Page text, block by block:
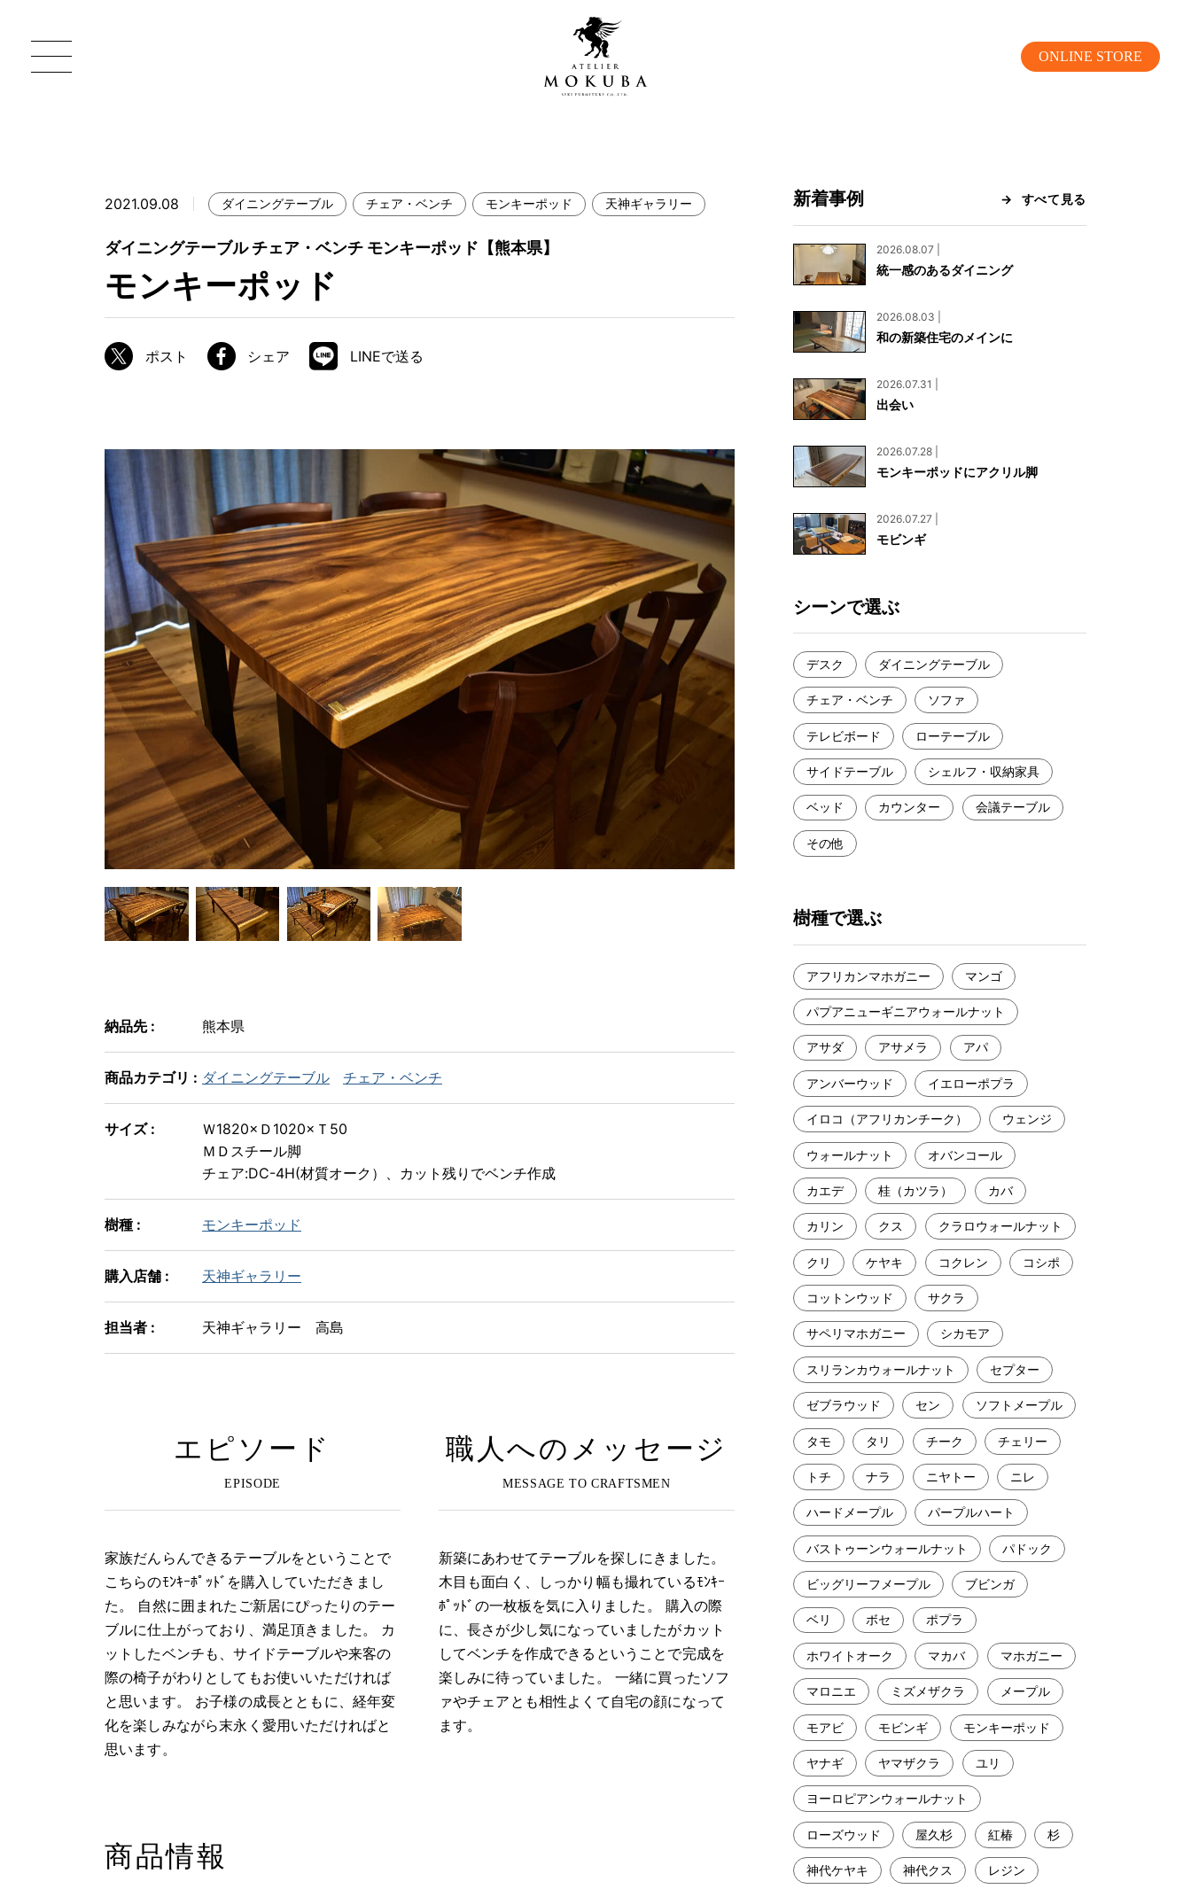
ONLINE STORE
一枚板 ATELIER MOKUBA HOME
MOKUBA について
職人の技能・技巧
ATELIER MOKUBAの一枚板テーブル
ATELIER MOKUBAの一枚板×異素材
特別なダイニングチェア
一枚板用のテーブル脚
コーディネート集
メンテナンス方法
直営店
青山プレミアムギャラリー
【アウトレット取扱店】
アウトレット神戸店
大川ギャラリー【本店】
天神ギャラリー
公式オンラインストア
WEBカタログ
全商品一覧
納品事例（店舗・オフィス）
INFORMATION
NEWS
EVENT
BLOG
メディア美術協力実績
よくあるご質問
お問い合わせ
資料請求
工務店様・設計会社様向けお問い合わせ
一枚板買い取りに関して
2021.09.08 ダイニングテーブル チェア・ベンチ モンキーポッド 天神ギャラリー
モンキーポッド
ダイニングテーブル チェア・ベンチ モンキーポッド【熊本県】
ポスト シェア LINEで送る
納品先 : 熊本県
商品カテゴリ : ダイニングテーブル チェア・ベンチ
サイズ :
Ｗ1820×Ｄ1020×Ｔ50
ＭＤスチール脚
チェア:DC-4H(材質オーク）、カット残りでベンチ作成
樹種 : モンキーポッド
購入店舗 : 天神ギャラリー
担当者 : 天神ギャラリー 高島
エピソード
家族だんらんできるテーブルをということで
こちらのﾓﾝｷｰﾎﾟｯﾄﾞを購入していただきまし
た。 自然に囲まれたご新居にぴったりのテー
ブルに仕上がっており、満足頂きました。 カ
ットしたベンチも、サイドテーブルや来客の
際の椅子がわりとしてもお使いいただければ
と思います。 お子様の成長とともに、経年変
化を楽しみながら末永く愛用いただければと
思います。
職人へのメッセージ
新築にあわせてテーブルを探しにきました。
木目も面白く、しっかり幅も撮れているﾓﾝｷｰ
ﾎﾟｯﾄﾞの一枚板を気に入りました。 購入の際
に、長さが少し気になっていましたがカット
してベンチを作成できるということで完成を
楽しみに待っていました。 一緒に買ったソフ
ァやチェアとも相性よくて自宅の顔になって
ます。
商品情報
新着事例 すべて見る
2026.08.07 |
統一感のあるダイニング
2026.08.03 |
和の新築住宅のメインに
2026.07.31 |
出会い
2026.07.28 |
モンキーポッドにアクリル脚
2026.07.27 |
モビンギ
シーンで選ぶ
デスク ダイニングテーブル
チェア・ベンチ ソファ
テレビボード ローテーブル
サイドテーブル シェルフ・収納家具
ベッド カウンター 会議テーブル
その他
樹種で選ぶ
アフリカンマホガニー マンゴ
パプアニューギニアウォールナット
アサダ アサメラ アパ
アンバーウッド イエローポプラ
イロコ（アフリカンチーク） ウェンジ
ウォールナット オバンコール
カエデ 桂（カツラ） カバ
カリン クス クラロウォールナット
クリ ケヤキ コクレン コシポ
コットンウッド サクラ
サペリマホガニー シカモア
スリランカウォールナット セプター
ゼブラウッド セン ソフトメープル
タモ タリ チーク チェリー
トチ ナラ ニヤトー ニレ
ハードメープル パープルハート
バストゥーンウォールナット パドック
ビッグリーフメープル ブビンガ
ベリ ボセ ポプラ
ホワイトオーク マカバ マホガニー
マロニエ ミズメザクラ メープル
モアビ モビンギ モンキーポッド
ヤナギ ヤマザクラ ユリ
ヨーロピアンウォールナット
ローズウッド 屋久杉 紅椿 杉
神代ケヤキ 神代クス レジン